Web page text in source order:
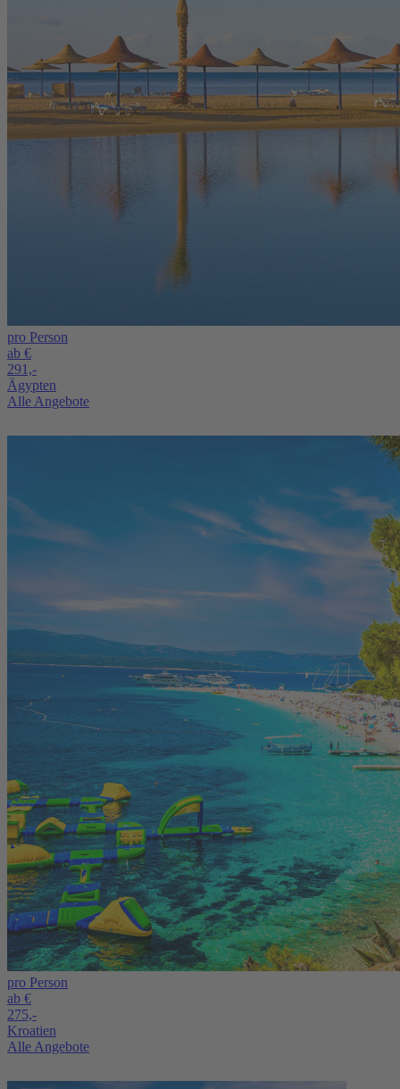
pro Person
ab €
291,-
Ägypten
Alle Angebote
pro Person
ab €
275,-
Kroatien
Alle Angebote